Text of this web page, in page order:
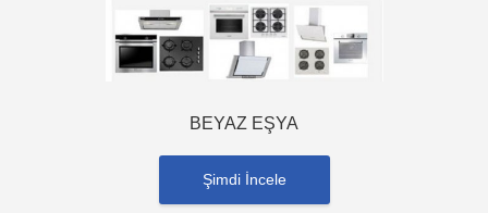
BEYAZ EŞYA
Şimdi İncele